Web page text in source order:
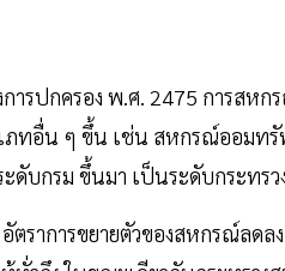
ารปกครอง พ.ศ. 2475 การสหก
ภทอื่น ๆ ขึ้น เช่น สหกรณ์ออมท
ดับกรม ขึ้นมา เป็นระดับกระทรว
ราการขยายตัวของสหกรณ์ลดล